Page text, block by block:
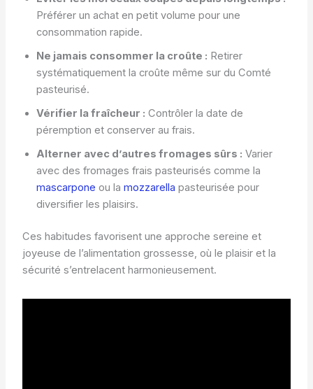
Préférer un achat en petit volume pour une
consommation rapide.
Ne jamais consommer la croûte : Retirer
systématiquement la croûte même sur du Comté
pasteurisé.
Vérifier la fraîcheur : Contrôler la date de
péremption et conserver au frais.
Alterner avec d’autres fromages sûrs : Varier
avec des fromages frais pasteurisés comme la
mascarpone ou la mozzarella pasteurisée pour
diversifier les plaisirs.
Ces habitudes favorisent une approche sereine et
joyeuse de l’alimentation grossesse, où le plaisir et la
sécurité s’entrelacent harmonieusement.